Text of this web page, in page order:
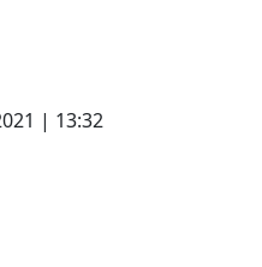
| 13:32